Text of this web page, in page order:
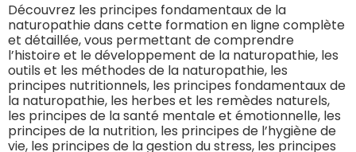
Découvrez les principes fondamentaux de la
naturopathie dans cette formation en ligne complète
et détaillée, vous permettant de comprendre
l’histoire et le développement de la naturopathie, les
outils et les méthodes de la naturopathie, les
principes nutritionnels, les principes fondamentaux de
la naturopathie, les herbes et les remèdes naturels,
les principes de la santé mentale et émotionnelle, les
principes de la nutrition, les principes de l’hygiène de
vie, les principes de la gestion du stress, les principes